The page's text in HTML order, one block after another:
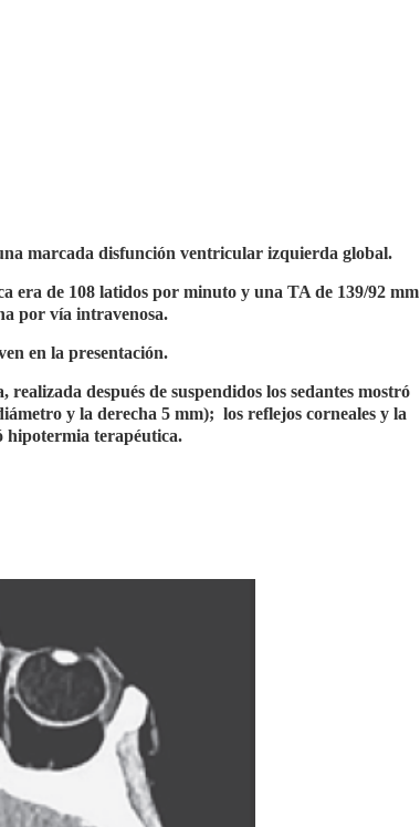
marcada disfunción ventricular izquierda global.
era de 108 latidos por minuto y una TA de 139/92 mm
por vía intravenosa.
en la presentación.
después de suspendidos los sedantes mostró
y la derecha 5 mm); los reflejos corneales y la
hipotermia terapéutica.